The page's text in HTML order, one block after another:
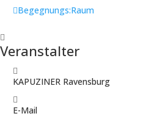
Begegnungs:Raum
Veranstalter
KAPUZINER Ravensburg
E-Mail